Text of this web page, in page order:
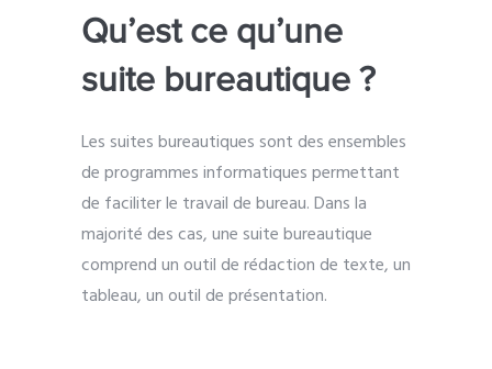
Qu’est ce qu’une
suite bureautique ?
Les suites bureautiques sont des ensembles
de programmes informatiques permettant
de faciliter le travail de bureau. Dans la
majorité des cas, une suite bureautique
comprend un outil de rédaction de texte, un
tableau, un outil de présentation.